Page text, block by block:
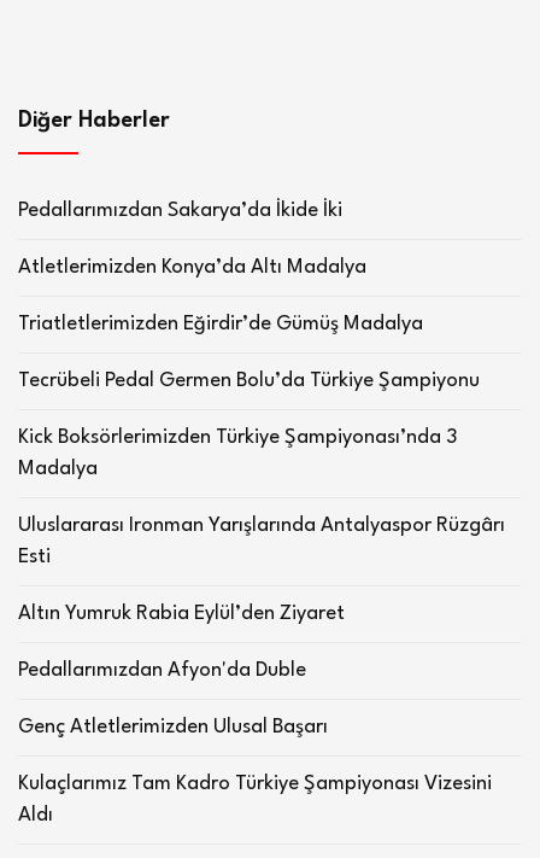
Diğer Haberler
Pedallarımızdan Sakarya’da İkide İki
Atletlerimizden Konya’da Altı Madalya
Triatletlerimizden Eğirdir’de Gümüş Madalya
Tecrübeli Pedal Germen Bolu’da Türkiye Şampiyonu
Kick Boksörlerimizden Türkiye Şampiyonası’nda 3
Madalya
Uluslararası Ironman Yarışlarında Antalyaspor Rüzgârı
Esti
Altın Yumruk Rabia Eylül’den Ziyaret
Pedallarımızdan Afyon'da Duble
Genç Atletlerimizden Ulusal Başarı
Kulaçlarımız Tam Kadro Türkiye Şampiyonası Vizesini
Aldı